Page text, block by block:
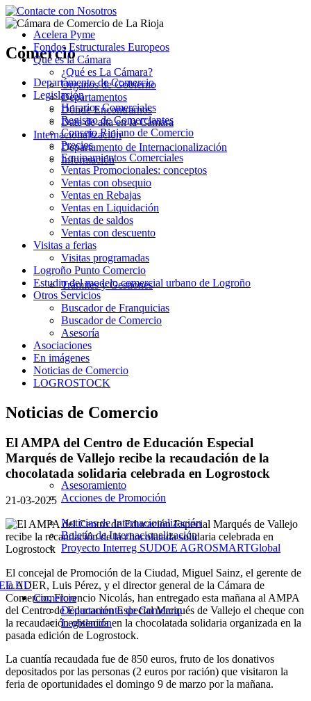
Acelera Pyme
Fondos Estructurales Europeos
Qué es la Cámara
¿Qué es La Cámara?
Órganos de Gobierno
Departamentos
Dónde Encontrarnos
Date de alta en la Cámara
Internacionalización
Departamento de Internacionalización
Información
Trámites y Gestiones
Asesoramiento
Acciones de Promoción
Noticias de Internacionalización
Boletín de Internacionalización
Proyecto Interreg SUDOE AGROSMARTGlobal
Comercio
Departamento de Comercio
Legislación
Comercio
Departamento de Comercio
Legislación
Horarios Comerciales
Registro de Comerciantes
Consejo Riojano de Comercio
Precios
Equipamientos Comerciales
Ventas Promocionales: conceptos
Ventas con obsequio
Ventas en Rebajas
Ventas en Liquidación
Ventas de saldos
Ventas con descuento
Visitas a ferias
Visitas programadas
Logroño Punto Comercio
Estudio del modelo comercial urbano de Logroño
Otros Servicios
Buscador de Franquicias
Buscador de Comercio
Asesoría
Asociaciones
En imágenes
Noticias de Comercio
LOGROSTOCK
Noticias de Comercio
El AMPA del Centro de Educación Especial
Marqués de Vallejo recibe la recaudación de la
chocolatada solidaria celebrada en Logrostock
21-03-2025
El concejal de Promoción de la Ciudad, Miguel Sainz, el gerente de
la ADER, Luis Pérez, y el director general de la Cámara de
Comercio, Florencio Nicolás, han entregado esta mañana al AMPA
del Centro de Educación Especial Marqués de Vallejo el cheque con
la recaudación obtenida en la chocolatada solidaria organizada en la
pasada edición de Logrostock.
La cuantía recaudada fue de 850 euros, fruto de los donativos
depositados por las personas (2 euros por ración) que visitaron la
feria de oportunidades el domingo 9 de marzo por la mañana.